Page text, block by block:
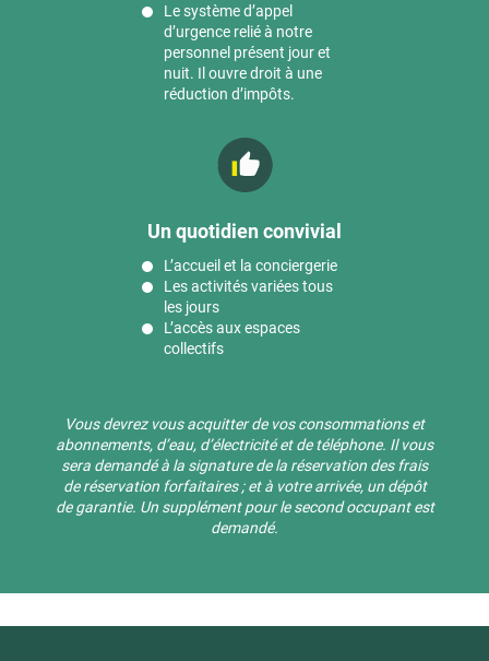
Le système d’appel
d’urgence relié à notre
personnel présent jour et
nuit. Il ouvre droit à une
réduction d’impôts.
Un quotidien convivial
L’accueil et la conciergerie
Les activités variées tous
les jours
L’accès aux espaces
collectifs
Vous devrez vous acquitter de vos consommations et
abonnements, d’eau, d’électricité et de téléphone. Il vous
sera demandé à la signature de la réservation des frais
de réservation forfaitaires ; et à votre arrivée, un dépôt
de garantie. Un supplément pour le second occupant est
demandé.